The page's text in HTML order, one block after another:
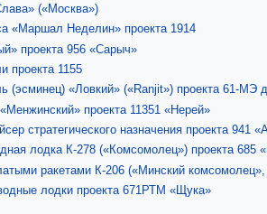
(«Москва»)
«Маршал Неделин» проекта 1914
проекта 956 «Сарыч»
проекта 1155
(эсминец) «Ловкий» («Ranjit») проекта 61-
проекта 11351 «Нерей»
стратегического назначения проекта 941
лодка К-278 («Комсомолец») проекта 685
ракетами К-206 («Минский
лодки проекта 671РТМ «Щука»